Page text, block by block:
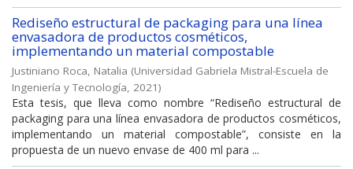
Rediseño estructural de packaging para una línea
envasadora de productos cosméticos,
implementando un material compostable
Justiniano Roca, Natalia (Universidad Gabriela Mistral-Escuela de
Ingeniería y Tecnología, 2021)
Esta tesis, que lleva como nombre “Rediseño estructural de
packaging para una línea envasadora de productos cosméticos,
implementando un material compostable”, consiste en la
propuesta de un nuevo envase de 400 ml para ...